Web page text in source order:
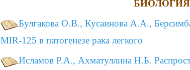
БИОЛОГИЯ
Булгакова О.В., Кусаинова А.А.,
MIR-125 в патогенезе рака легкого
Исламов Р.А., Ахматуллина Н.Б.